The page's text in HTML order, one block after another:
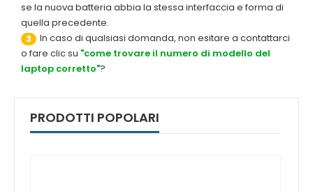
se la nuova batteria abbia la stessa interfaccia e forma di
quella precedente.
3
In caso di qualsiasi domanda, non esitare a contattarci
o fare clic su "come trovare il numero di modello del
laptop corretto"?
PRODOTTI POPOLARI